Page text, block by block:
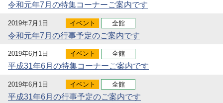
令和元年7月の特集コーナーご案内です
2019年7月1日 イベント 全館
令和元年7月の行事予定のご案内です
2019年6月1日 イベント 全館
平成31年6月の特集コーナーご案内です
2019年6月1日 イベント 全館
平成31年6月の行事予定のご案内です